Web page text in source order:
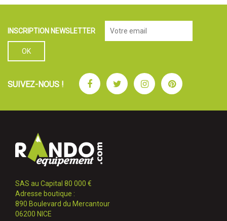
INSCRIPTION NEWSLETTER
SUIVEZ-NOUS ! FacebookTwitterInstagramPinterest
SAS au Capital 80 000 €
Adresse boutique :
890 Boulevard du Mercantour
06200 NICE